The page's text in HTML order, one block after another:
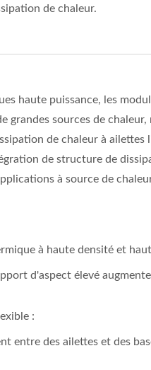
de chaleur.
haute puissance, les
grandes sources de
de chaleur à
de structure de
à source de
à haute densité et
d'aspect élevé
:
entre des ailettes et des